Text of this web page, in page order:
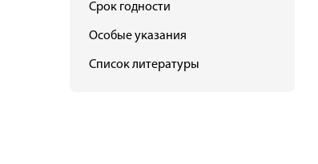
Срок годности
Особые указания
Список литературы